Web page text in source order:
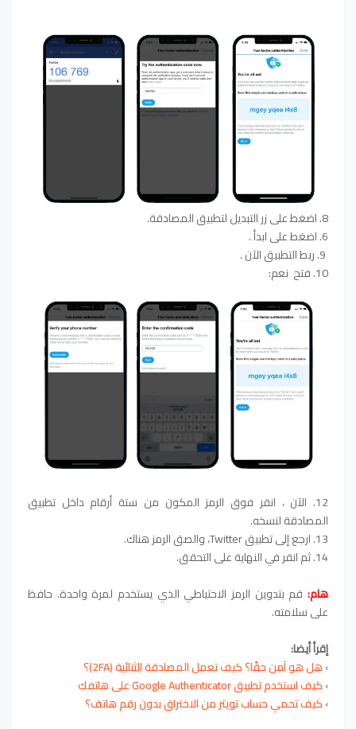
8. اضغط على زر التبديل لتطبيق المصادقة.
6. اضغط على ابدأ .
10. فتح نعم:
12. الآن ، انقر فوق الرمز المكون من ستة أرقام داخل تطبيق
المصادقة لنسخه.
13. ارجع إلى تطبيق Twitter، والصق الرمز هناك.
14. ثم انقر في النهاية على التحقق.
هام: قم بتدوين الرمز الاحتياطي الذي يستخدم لمرة واحدة. حافظ
على سلامته.
إقرأ أيضا:
›هل هو آمن حقًا؟ كيف تعمل المصادقة الثنائية (2FA)؟
›كيف استخدم تطبيق Google Authenticator على هاتفك
›كيف تحمي حساب تويتر من الاختراق بدون رقم هاتف؟